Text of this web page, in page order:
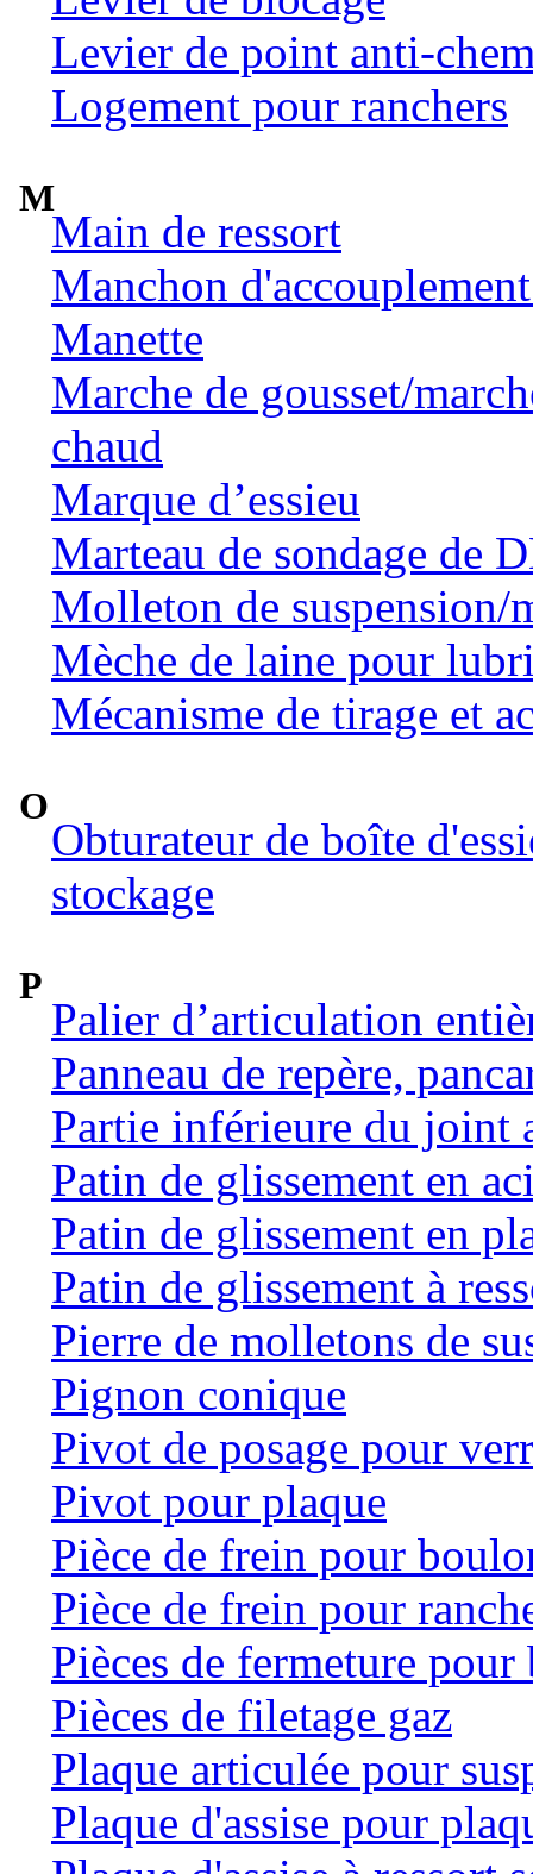
Levier de point anti-
Logement pour ranchers
M
Main de ressort
Manchon
Manette
Marche de gousset/
chaud
Marque d’essieu
Marteau de sondage de
Molleton de suspension/
Mèche de laine pour
Mécanisme de tirage et
O
Obturateur de boîte
stockage
P
Palier d’articulation
Panneau de repère,
Partie inférieure du joint
Patin de glissement en
Patin de glissement en
Patin de glissement à
Pierre de molletons de
Pignon conique
Pivot de posage pour
Pivot pour plaque
Pièce de frein pour
Pièce de frein pour
Pièces de fermeture
Pièces de filetage gaz
Plaque articulée pour
Plaque d'assise pour